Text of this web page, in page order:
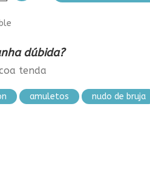
dúbida?
tenda
amuletos nudo de bruja